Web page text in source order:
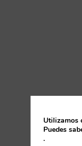
Utilizamos
Puedes
.